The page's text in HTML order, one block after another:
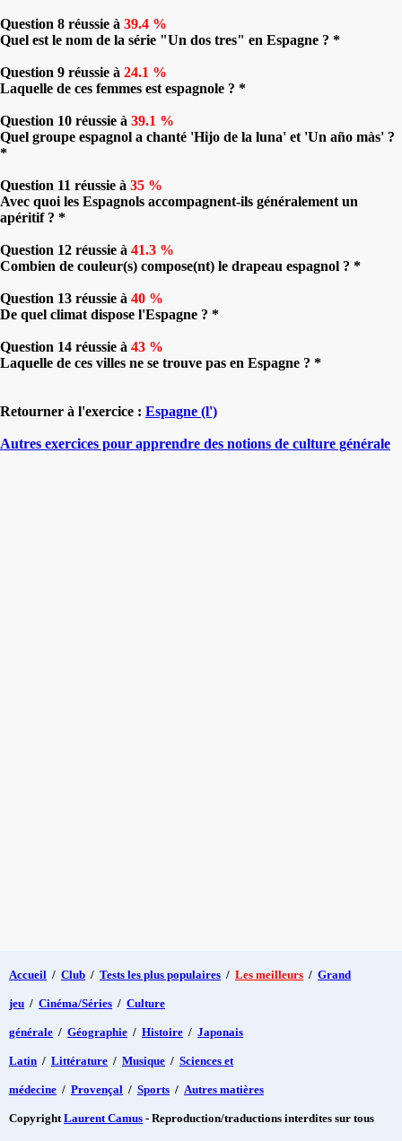
Question 8 réussie à 39.4 %
Quel est le nom de la série "Un dos tres" en Espagne ? *
Question 9 réussie à 24.1 %
Laquelle de ces femmes est espagnole ? *
Question 10 réussie à 39.1 %
Quel groupe espagnol a chanté 'Hijo de la luna' et 'Un año màs' ?
*
Question 11 réussie à 35 %
Avec quoi les Espagnols accompagnent-ils généralement un
apéritif ? *
Question 12 réussie à 41.3 %
Combien de couleur(s) compose(nt) le drapeau espagnol ? *
Question 13 réussie à 40 %
De quel climat dispose l'Espagne ? *
Question 14 réussie à 43 %
Laquelle de ces villes ne se trouve pas en Espagne ? *
Retourner à l'exercice : Espagne (l')
Autres exercices pour apprendre des notions de culture générale
Accueil / Club / Tests les plus populaires / Les meilleurs / Grand
jeu / Cinéma/Séries / Culture
générale / Géographie / Histoire / Japonais
Latin / Littérature / Musique / Sciences et
médecine / Provençal / Sports / Autres matières
CopyrightLaurent Camus - Reproduction/traductions interdites sur tous